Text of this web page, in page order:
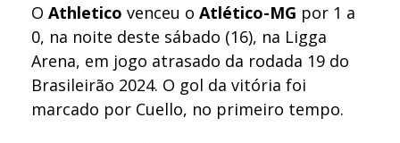
OAthletico venceu oAtlético-MG por 1 a
0, na noite deste sábado (16), na Ligga
Arena, em jogo atrasado da rodada 19 do
Brasileirão 2024. O gol da vitória foi
marcado por Cuello, no primeiro tempo.